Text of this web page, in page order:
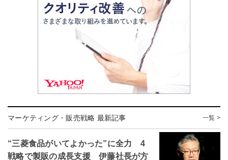
マーケティング・販売戦略 最新記事 一覧 >
“三菱食品がいてよかった”に全力 4
戦略で製販の成長支援 伊藤社長が方